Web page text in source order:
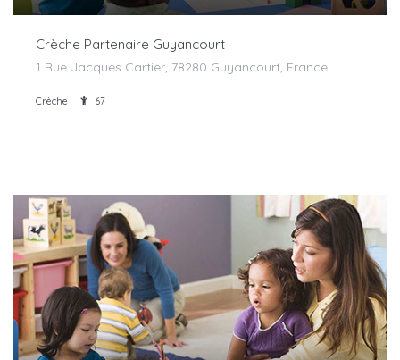
Crèche Partenaire Guyancourt
1 Rue Jacques Cartier, 78280 Guyancourt, France
Crèche 67